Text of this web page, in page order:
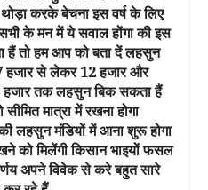
करके बेचना इस वर्ष के लिए
के मन में ये सवाल होंगा की इस
हैं तो हम आप को बता दें लहसुन
हजार से लेकर 12 हजार और
हजार तक लहसुन बिक सकता हैं
मात्रा में रखना होगा
लहसुन मंडियों में आना शुरू होगा
को मिलेंगी किसान भाइयों फसल
अपने विवेक से करे बहुत सारे